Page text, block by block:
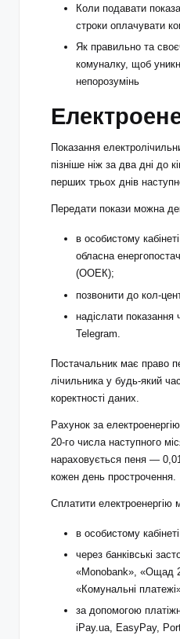
Коли подавати
строки оплачувати
Як правильно та
комуналку, щоб
непорозумінь
Показання
пізніше ніж за два дні до
перших трьох днів
Передати покази можна
в особистому
обласна
(ООЕК);
позвонити до кол-
надіслати показання
Telegram.
Постачальник має право
лічильника у будь-який
коректності даних.
Рахунок за
20-го числа наступного
нараховується пеня —
кожен день прострочення.
Сплатити
в особистому
через банківські
«Monobank», «Ощад
«Комунальні
за допомогою
iPay.ua, EasyPay,